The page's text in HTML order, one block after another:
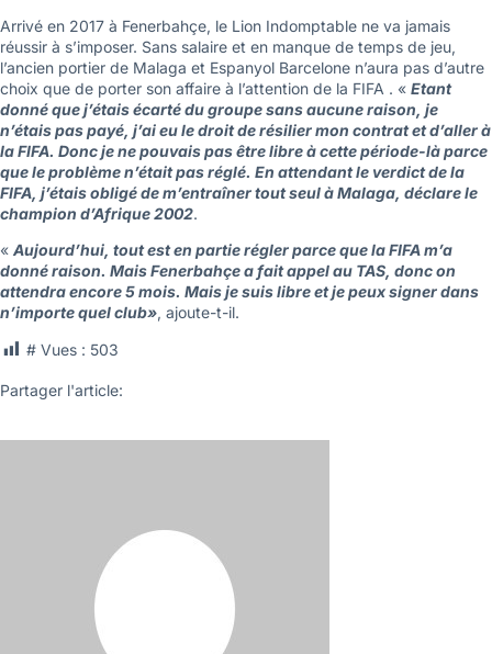
Arrivé en 2017 à Fenerbahçe, le Lion Indomptable ne va jamais
réussir à s’imposer. Sans salaire et en manque de temps de jeu,
l’ancien portier de Malaga et Espanyol Barcelone n’aura pas d’autre
choix que de porter son affaire à l’attention de la FIFA . « Etant
donné que j’étais écarté du groupe sans aucune raison, je
n’étais pas payé, j’ai eu le droit de résilier mon contrat et d’aller à
la FIFA. Donc je ne pouvais pas être libre à cette période-là parce
que le problème n’était pas réglé. En attendant le verdict de la
FIFA, j’étais obligé de m’entraîner tout seul à Malaga, déclare le
champion d’Afrique 2002.
« Aujourd’hui, tout est en partie régler parce que la FIFA m’a
donné raison. Mais Fenerbahçe a fait appel au TAS, donc on
attendra encore 5 mois. Mais je suis libre et je peux signer dans
n’importe quel club», ajoute-t-il.
# Vues : 503
Partager l'article: